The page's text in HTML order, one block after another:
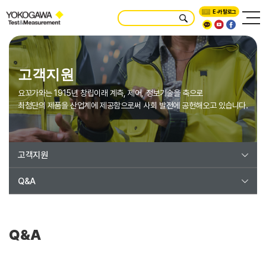
E-카탈로그
고객지원
요꼬가와는 1915년 창립이래 계측, 제어, 정보기술을 축으로
최첨단의 제품을 산업계에 제공함으로써 사회 발전에 공헌해오고 있습니다.
고객지원
Q&A
Q&A